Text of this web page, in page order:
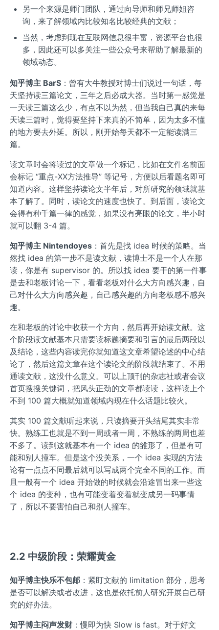
另一个来源是师门团队，通过向导师和师兄师姐咨
询，来了解领域内比较知名比较经典的文献；
当然，考虑到现在互联网信息很丰富，资源平台也很
多，因此还可以多关注一些公众号来帮助了解最新的
领域动态。
知乎博主 BarS ：曾有大牛教授对博士们说过一句话，每
天坚持读三篇论文，三年之后必成大器。当时第一感觉是
一天读三篇这么少，有点不以为然，但当我自己真的来每
天读三篇时，觉得要坚持下来真的不简单，因为太多不懂
的地方要去外延。所以，刚开始每天都不一定能读满三
篇。
读文章时会将读过的文章做一个标记，比如在文件名前面
会标记 “重点-XX方法推导” 等记号，方便以后看题名即可
知道内容。这样坚持读论文半年后，对所研究的领域就基
本了解了。同时，读论文的速度也快了。到后面，读论文
会得有种千篇一律的感觉，如果没有亮眼的论文，半小时
就可以翻 3-4 篇。
知乎博主 Nintendoyes ：首先是找 idea 时候的策略。当
然找 idea 的第一步不是读文献，读博士不是一个人在那
读，你是有 supervisor 的。所以找 idea 要干的第一件事
是去和老板讨论一下，看看老板对什么大方向感兴趣，自
己对什么大方向感兴趣，自己感兴趣的方向老板感不感兴
趣。
在和老板的讨论中收获一个方向，然后再开始读文献。这
个阶段读文献基本只需要读标题摘要和引言的最后两段以
及结论，这些内容读完你就知道这文章希望论述的中心结
论了，然后这篇文章在这个读论文的阶段就结束了。不用
通读文献，这没什么意义。可以上顶刊的杂志社或者会议
首页搜搜关键词，把风头正劲的文章都读读，这样读上个
不到 100 篇大概就知道领域内现在什么话题比较火。
其实 100 篇文献听起来说，只读摘要开头结尾其实非常
快。熟练工也就是不到一周或者一周，不熟练的两周也差
不多了。读到这就基本有一个 idea 的雏形了，但是有可
能和别人撞车。但是这个没关系，一个 idea 实现的方法
论有一点点不同最后就可以写成两个完全不同的工作。而
且一般有一个 idea 开始做的时候就会沿途冒出来一些这
个 idea 的变种，也有可能变着变着就变成另一码事情
了，所以不要害怕自己和别人撞车。
2.2 中级阶段：荣耀黄金
知乎博主快乐不包邮 ：紧盯文献的 limitation 部分，思考
是否可以解决或者改进，这也是依托前人研究开展自己研
究的好办法。
知乎博主闷声发财 ：慢即为快 Slow is fast。对于好文